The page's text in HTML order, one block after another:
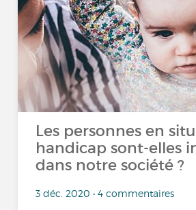
Les personnes en
handicap sont-elles
dans notre société ?
3 déc. 2020 • 4 commentaires